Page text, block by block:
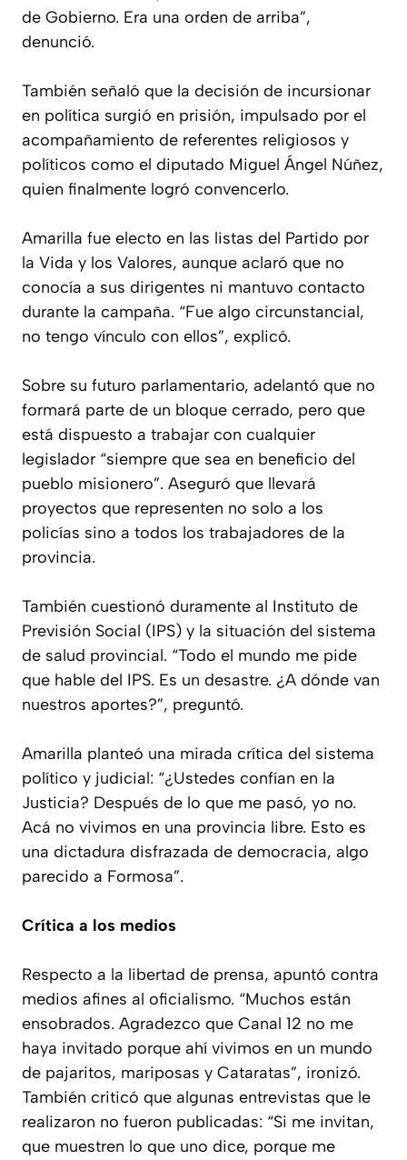
de Gobierno. Era una orden de arriba”,
denunció.
También señaló que la decisión de incursionar
en política surgió en prisión, impulsado por el
acompañamiento de referentes religiosos y
políticos como el diputado Miguel Ángel Núñez,
quien finalmente logró convencerlo.
Amarilla fue electo en las listas del Partido por
la Vida y los Valores, aunque aclaró que no
conocía a sus dirigentes ni mantuvo contacto
durante la campaña. “Fue algo circunstancial,
no tengo vínculo con ellos”, explicó.
Sobre su futuro parlamentario, adelantó que no
formará parte de un bloque cerrado, pero que
está dispuesto a trabajar con cualquier
legislador “siempre que sea en beneficio del
pueblo misionero”. Aseguró que llevará
proyectos que representen no solo a los
policías sino a todos los trabajadores de la
provincia.
También cuestionó duramente al Instituto de
Previsión Social (IPS) y la situación del sistema
de salud provincial. “Todo el mundo me pide
que hable del IPS. Es un desastre. ¿A dónde van
nuestros aportes?”, preguntó.
Amarilla planteó una mirada crítica del sistema
político y judicial: “¿Ustedes confían en la
Justicia? Después de lo que me pasó, yo no.
Acá no vivimos en una provincia libre. Esto es
una dictadura disfrazada de democracia, algo
parecido a Formosa”.
Crítica a los medios
Respecto a la libertad de prensa, apuntó contra
medios afines al oficialismo. “Muchos están
ensobrados. Agradezco que Canal 12 no me
haya invitado porque ahí vivimos en un mundo
de pajaritos, mariposas y Cataratas”, ironizó.
También criticó que algunas entrevistas que le
realizaron no fueron publicadas: “Si me invitan,
que muestren lo que uno dice, porque me